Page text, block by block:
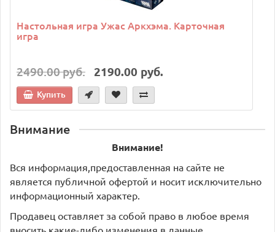
Настольная игра Ужас Аркхэма. Карточная
игра
2490.00 руб. 2190.00 руб.
Купить
Внимание
Внимание!
Вся информация,предоставленная на сайте не
является публичной офертой и носит исключительно
информационный характер.
Продавец оставляет за собой право в любое время
вносить какие-либо изменения в данные